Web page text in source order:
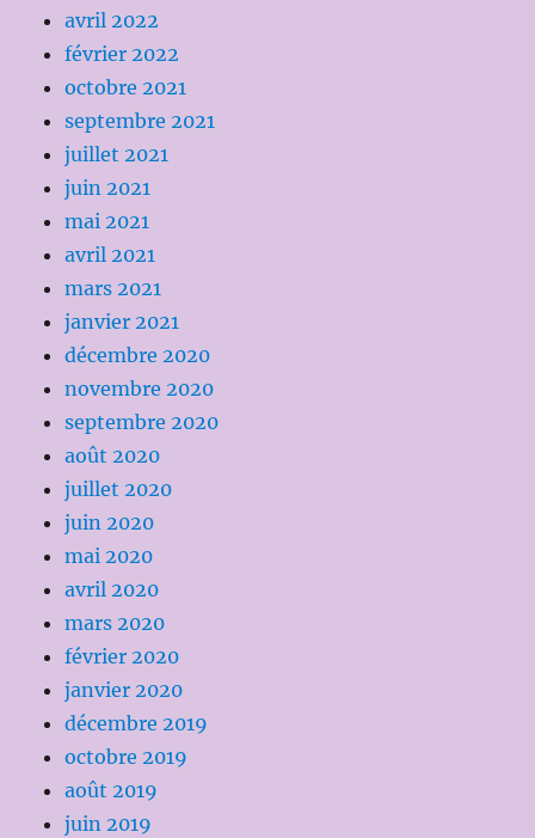
avril 2022
février 2022
octobre 2021
septembre 2021
juillet 2021
juin 2021
mai 2021
avril 2021
mars 2021
janvier 2021
décembre 2020
novembre 2020
septembre 2020
août 2020
juillet 2020
juin 2020
mai 2020
avril 2020
mars 2020
février 2020
janvier 2020
décembre 2019
octobre 2019
août 2019
juin 2019